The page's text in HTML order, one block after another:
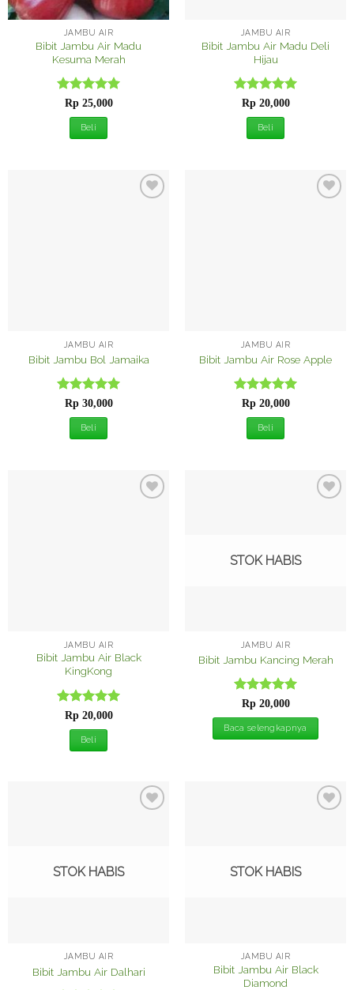
JAMBU AIR
Bibit Jambu Air Madu
Kesuma Merah
Dinilai5
dari 5
Rp25,000
Beli
JAMBU AIR
Bibit Jambu Air Madu Deli
Hijau
Dinilai5
dari 5
Rp20,000
Beli
JAMBU AIR
Bibit Jambu Bol Jamaika
Dinilai5
dari 5
Rp30,000
Beli
JAMBU AIR
Bibit Jambu Air Rose Apple
Dinilai5
dari 5
Rp20,000
Beli
JAMBU AIR
Bibit Jambu Air Black
KingKong
Dinilai5
dari 5
Rp20,000
Beli
STOK HABIS
JAMBU AIR
Bibit Jambu Kancing Merah
Dinilai5
dari 5
Rp20,000
Baca selengkapnya
STOK HABIS
JAMBU AIR
Bibit Jambu Air Dalhari
STOK HABIS
JAMBU AIR
Bibit Jambu Air Black
Diamond